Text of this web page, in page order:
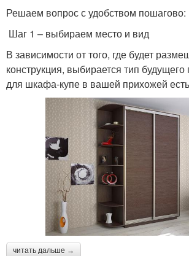
Решаем вопрос с удобством пошагово:
Шаг 1 – выбираем место и вид
В зависимости от того, где будет
конструкция, выбирается тип
для шкафа-купе в вашей прихожей
читать дальше →